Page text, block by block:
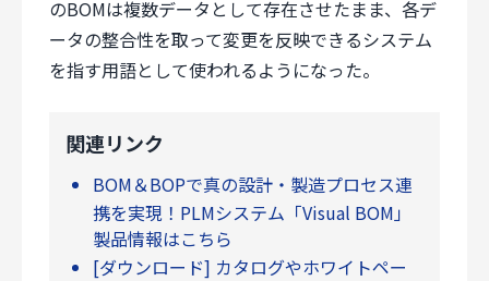
サイトマップ
Follow Us
のBOMは複数データとして存在させたまま、各デ
ータの整合性を取って変更を反映できるシステム
を指す用語として使われるようになった。
関連リンク
BOM＆BOPで真の設計・製造プロセス連
携を実現！PLMシステム「Visual BOM」
製品情報はこちら
[ダウンロード] カタログやホワイトペー